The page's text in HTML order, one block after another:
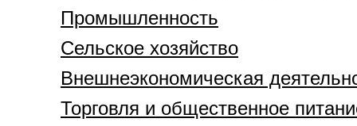
Промышленность
Сельское хозяйство
Внешнеэкономическая
Торговля и общественное